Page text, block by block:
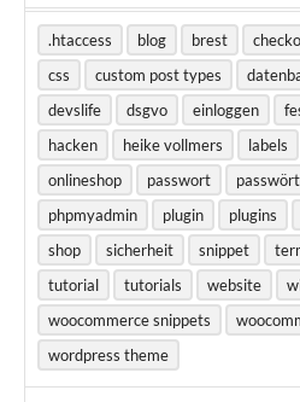
.htaccess blog brest
css
custom post types
devslife
dsgvo einloggen
hacken
heike vollmers labels
onlineshop
passwort
phpmyadmin
plugin plugins
shop
sicherheit snippet
tutorial
tutorials website
woocommerce snippets
wordpress theme